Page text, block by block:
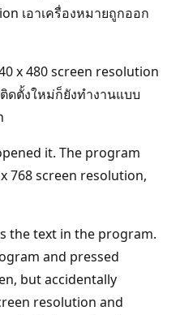
เอาเครื่องหมายถูกออก
x 480 screen resolution
ดตั้งใหม่ก็ยังทำงานแบบ
it. The program
768 screen resolution,
the text in the program.
and pressed
but accidentally
resolution and